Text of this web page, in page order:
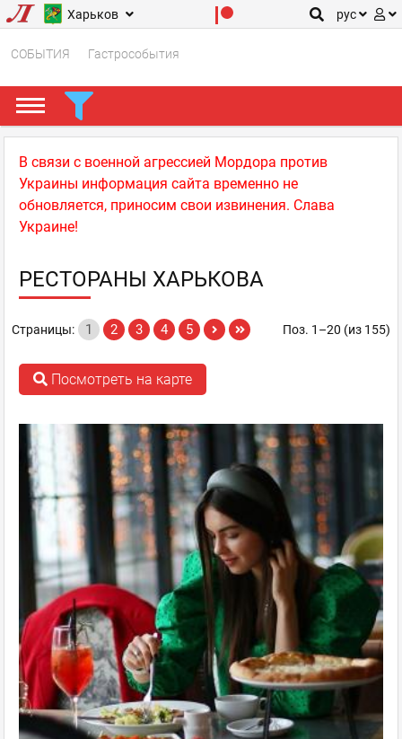
Харьков рус
СОБЫТИЯ Гастрособытия
В связи с военной агрессией Мордора против
Украины информация сайта временно не
обновляется, приносим свои извинения. Слава
Украине!
РЕСТОРАНЫ ХАРЬКОВА
Поз. 1–20 (из 155)
Страницы: 1 2 3 4 5
Посмотреть на карте